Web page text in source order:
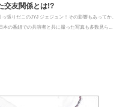
交友関係とは!?
張りだこのJYJ ジェジュン！その影響もあってか、
本の番組での共演者と共に撮った写真も多数見ら...